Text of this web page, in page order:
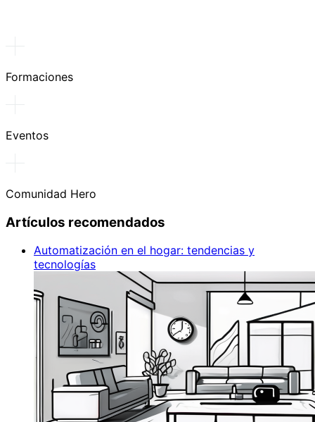
Formaciones
Eventos
Comunidad Hero
Artículos recomendados
Automatización en el hogar: tendencias y
tecnologías